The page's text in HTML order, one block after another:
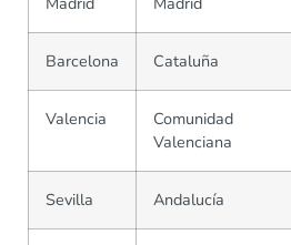
Barcelona Cataluña
Valencia
Comunidad
Valenciana
Sevilla Andalucía